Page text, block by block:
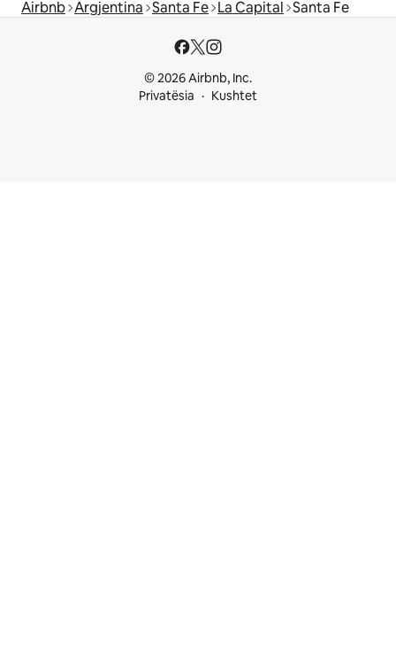
Airbnb Argjentina Santa Fe La Capital Santa Fe
© 2026 Airbnb, Inc.
Privatësia
Kushtet